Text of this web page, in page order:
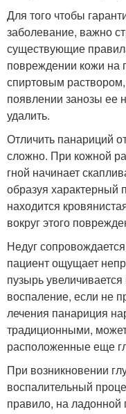
Для того чтобы
заболевание, важно
существующие
повреждении кожи на
спиртовым
появлении занозы ее
удалить.
Отличить панариций
сложно. При кожной
гной начинает
образуя характерный
находится
вокруг этого
Недуг
пациент ощущает
пузырь
воспаление, если не
лечения панариция
традиционными,
расположенные еще
При возникновении
воспалительный
правило, на ладонной